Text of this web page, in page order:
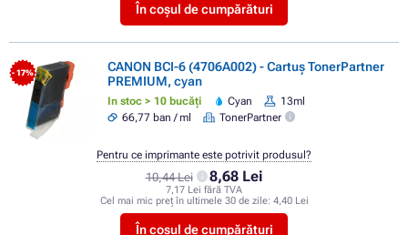
În coșul de cumpărături
- 17%
CANON BCI-6 (4706A002) - Cartuș TonerPartner
PREMIUM, cyan
In stoc > 10 bucăți Cyan
13ml
66,77 ban / ml
TonerPartner
10,44 Lei 8,68 Lei
7,17 Lei fără TVA
Cel mai mic preț în ultimele 30 de zile: 4,40 Lei
În coșul de cumpărături
Pentru ce imprimante este potrivit produsul?